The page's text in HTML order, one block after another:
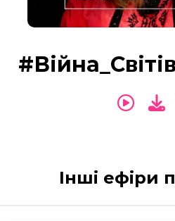
Інші ефіри